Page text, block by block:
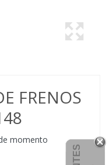
FRENOS
momento